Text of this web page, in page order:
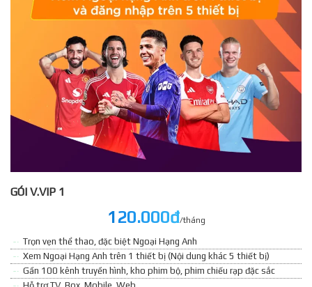
GÓI V.VIP 1
120.000đ/tháng
Trọn vẹn thể thao, đặc biệt Ngoại Hạng Anh
Xem Ngoại Hạng Anh trên 1 thiết bị (Nội dung khác 5 thiết bị)
Gần 100 kênh truyền hình, kho phim bộ, phim chiếu rạp đặc sắc